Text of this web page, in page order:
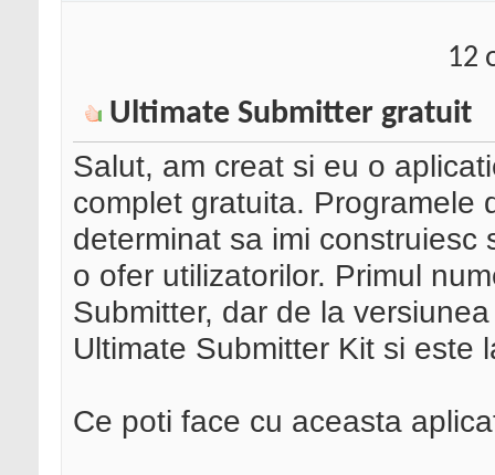
12
Ultimate Submitter gratuit
Salut, am creat si eu o
complet gratuita. Programele
determinat sa imi
o ofer utilizatorilor. Primul
Submitter, dar de la
Ultimate Submitter Kit si este
Ce poti face cu aceasta